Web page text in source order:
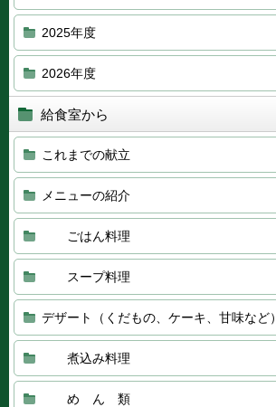
2025年度
2026年度
給食室から
これまでの献立
メニューの紹介
ごはん料理
スープ料理
デザート（くだもの、ケーキ、甘味など）
煮込み料理
め ん 類